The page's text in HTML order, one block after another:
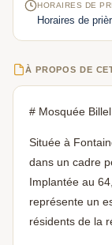
HORAIRES DE
Horaires de
À PROPOS DE
# Mosquée
Située à
dans un cadre
Implantée au
représente un
résidents de la